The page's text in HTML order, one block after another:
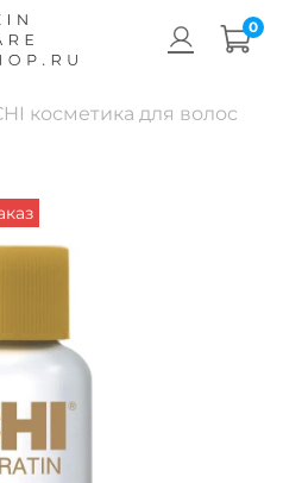
0
косметика для волос